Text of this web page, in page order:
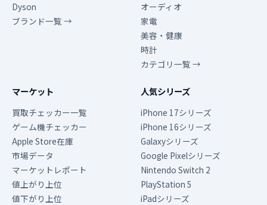
Dyson
ブランド一覧 →
オーディオ
家電
美容・健康
時計
カテゴリ一覧 →
マーケット
買取チェッカー一覧
ゲーム機チェッカー
Apple Store在庫
市場データ
マーケットレポート
値上がり上位
値下がり上位
人気シリーズ
iPhone 17シリーズ
iPhone 16シリーズ
Galaxyシリーズ
Google Pixelシリーズ
Nintendo Switch 2
PlayStation 5
iPadシリーズ